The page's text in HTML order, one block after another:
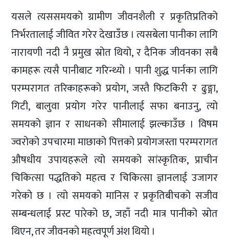
यसले त्यससमयको ग्रामीण जीवनशैली र प्रकृतिप्रतिको
निर्भरतालाई जीवित गरेर देखाउँछ । त्यसबेला पानीका लागि
नारायणी नदी नै प्रमुख स्रोत थियो, र दैनिक जीवनका सबै
कामहरू त्यसै पानीबाट गरिन्थ्यो । पानी शुद्ध पार्नका लागि
परम्परागत तरिकाहरूको प्रयोग, जस्तै फिटकिरी र ढुङ्गा,
गिटी, बालुवा प्रयोग गरेर पानीलाई सफा बनाउनु, त्यो
समयको ज्ञान र साधनको सीमालाई झल्काउँछ । विषम
ज्वरोको उपचारमा माछाको पित्तको प्रयोगजस्ता परम्परागत
औषधीय उपायहरूले त्यो समयको सांस्कृतिक, प्राचीन
चिकित्सा पद्धतिको महत्व र चिकित्सा ज्ञानलाई उजागर
गरेको छ । त्यो समयको मानिस र प्रकृतिबीचको सजीव
सम्बन्धलाई प्रस्ट पारेको छ, जहाँ नदी मात्र पानीको स्रोत
थिएन, तर जीवनको महत्वपूर्ण अंश थियो ।